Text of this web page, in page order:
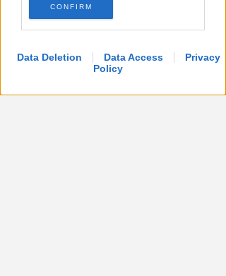
CONFIRM
Data Deletion Data Access
Privacy
Policy